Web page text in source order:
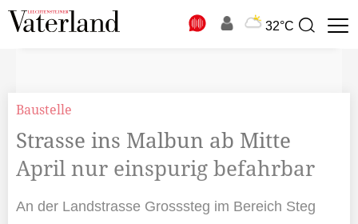
32°C
Suchbegriff
Baustelle
Strasse ins Malbun ab Mitte
April nur einspurig befahrbar
An der Landstrasse Grosssteg im Bereich Steg